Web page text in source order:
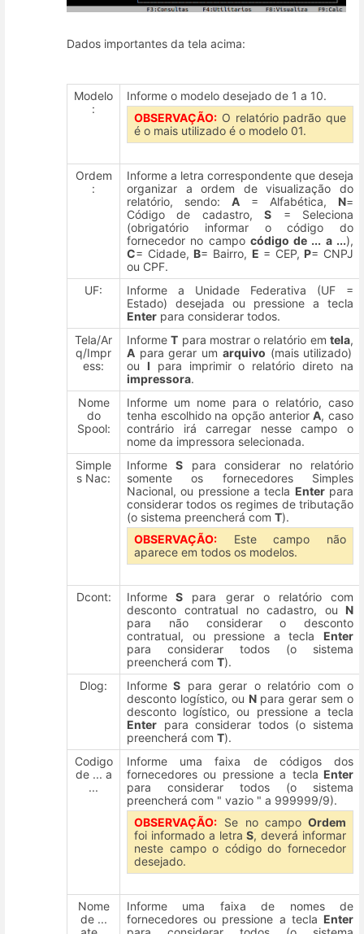
Dados importantes da tela acima:
Modelo
:
Informe o modelo desejado de 1 a 10.
OBSERVAÇÃO: O relatório padrão que
é o mais utilizado é o modelo 01.
Ordem
:
Informe a letra correspondente que deseja
organizar a ordem de visualização do
relatório, sendo: A = Alfabética, N=
Código de cadastro,S = Seleciona
(obrigatório informar o código do
fornecedor no campo código de ... a ...),
C= Cidade, B= Bairro, E = CEP, P= CNPJ
ou CPF.
UF:
Informe a Unidade Federativa (UF =
Estado) desejada ou pressione a tecla
Enter para considerar todos.
Tela/Ar
q/Impr
ess:
InformeT para mostrar o relatório emtela,
A para gerar um arquivo (mais utilizado)
ou I para imprimir o relatório direto na
impressora.
Nome
do
Spool:
Informe um nome para o relatório, caso
tenha escolhido na opção anteriorA, caso
contrário irá carregar nesse campo o
nome da impressora selecionada.
Simple
s Nac:
InformeS para considerar no relatório
somente os fornecedores Simples
Nacional, ou pressione a tecla Enterpara
considerar todos os regimes de tributação
(o sistema preencherá com T).
OBSERVAÇÃO:
Este campo não
aparece em todos os modelos.
Dcont: Informe S para gerar o relatório com
desconto contratual no cadastro, ou N
para não considerar o desconto
contratual, ou pressione a tecla Enter
para considerar todos (o sistema
preencherá com T).
Dlog:
Informe S para gerar o relatório com o
desconto logístico, ou Npara gerar sem o
desconto logístico, ou pressione a tecla
Enter para considerar todos (o sistema
preencherá com T).
Codigo
de ... a
...
Informe uma faixa de códigos dos
fornecedores ou pressione a tecla Enter
para considerar todos (o sistema
preencherá com " vazio " a 999999/9).
OBSERVAÇÃO: Se no campo Ordem
foi informado a letraS, deverá informar
neste campo o código do fornecedor
desejado.
Nome
de ...
Informe uma faixa de nomes de
fornecedores ou pressione a tecla Enter